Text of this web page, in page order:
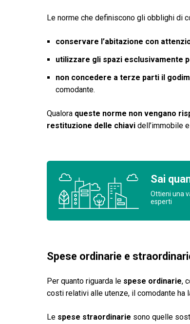
Le norme che definiscono gli obblighi di
conservare l’abitazione con
utilizzare gli spazi esclusivamente
non concedere a terze parti il
comodante.
Qualora queste norme non vengano
restituzione delle chiavi dell’immobile
Sai
Ottieni una
esperti
Spese ordinarie e
Per quanto riguarda le spese ordinarie,
costi relativi alle utenze, il comodante ha
Le spese straordinarie sono quelle